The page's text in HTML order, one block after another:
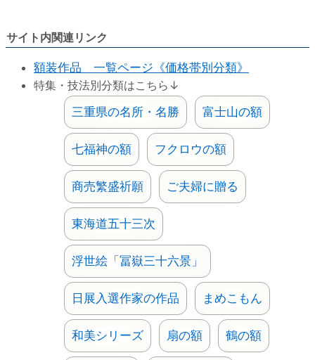
サイト内関連リンク
額装作品 一覧ページ《価格帯別分類》
特集・技法別分類はこちら↓
三重県の名所・名勝
富士山の額
七福神の額 フクロウの額
商売繁盛祈願 ご夫婦に贈る
東海道五十三次
浮世絵「冨嶽三十六景」
日展入選作家の作品 まめこもん
和美シリーズ 扇の額 鶴の額